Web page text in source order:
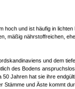
und ist häufig in lichten
mäßig nährstoffreichen,
und dem
des Bodens
Jahren hat sie ihre
Stämme und Äste kommt